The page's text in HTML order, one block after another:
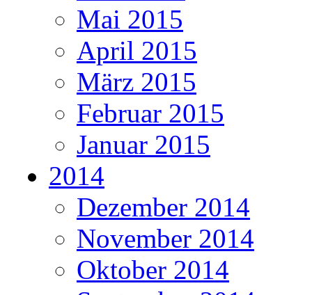
Mai 2015
April 2015
März 2015
Februar 2015
Januar 2015
2014
Dezember 2014
November 2014
Oktober 2014